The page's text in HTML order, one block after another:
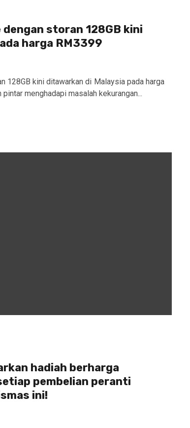
dengan storan 128GB kini
harga RM3399
128GB kini ditawarkan di Malaysia pada harga
menghadapi masalah kekurangan...
hadiah berharga
pembelian peranti
ini!